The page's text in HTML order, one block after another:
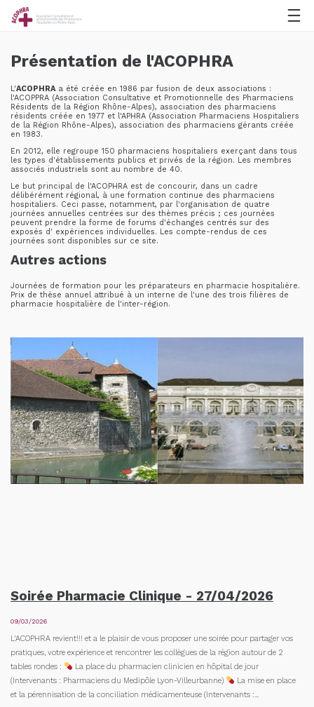
Présentation de l'ACOPHRA
L'ACOPHRAa été créée en 1986 par fusion de deux associations :
l'ACOPPRA (Association Consultative et Promotionnelle des Pharmaciens
Résidents de la Région Rhône-Alpes), association des pharmaciens
résidents créée en 1977 et l'APHRA (Association Pharmaciens Hospitaliers
de la Région Rhône-Alpes), association des pharmaciens gérants créée
en 1983.
En 2012, elle regroupe 150 pharmaciens hospitaliers exerçant dans tous
les types d'établissements publics et privés de la région. Les membres
associés industriels sont au nombre de 40.
Le but principal de l'ACOPHRA est de concourir, dans un cadre
délibérément régional, à une formation continue des pharmaciens
hospitaliers. Ceci passe, notamment, par l'organisation de quatre
journées annuelles centrées sur des thèmes précis ; ces journées
peuvent prendre la forme de forums d'échanges centrés sur des
exposés d' expériences individuelles. Les compte-rendus de ces
journées sont disponibles sur ce site.
Autres actions
Journées de formation pour les préparateurs en pharmacie hospitalière.
Prix de thèse annuel attribué à un interne de l'une des trois filières de
pharmacie hospitalière de l'inter-région.
Soirée Pharmacie Clinique - 27/04/2026
09/03/2026
L'ACOPHRA revient!!! et a le plaisir de vous proposer une soirée pour partager vos
pratiques, votre expérience et rencontrer les collègues de la région autour de 2
tables rondes :
La place du pharmacien clinicien en hôpital de jour
(Intervenants : Pharmaciens du Medipôle Lyon-Villeurbanne)
La mise en place
et la pérennisation de la conciliation médicamenteuse (Intervenants :...